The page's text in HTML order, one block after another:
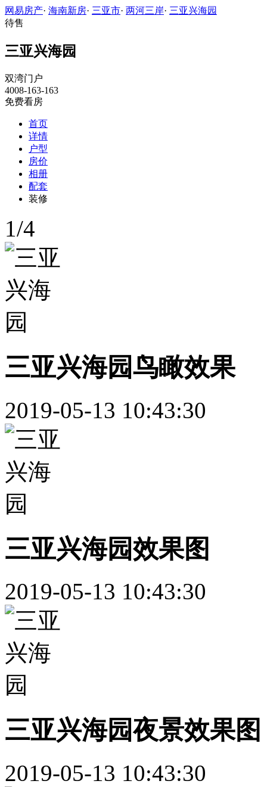
网易房产· 海南新房· 三亚市· 两河三岸· 三亚兴海园
待售
三亚兴海园
双湾门户
4008-163-163
免费看房
首页
详情
户型
房价
相册
配套
装修
1/4
三亚兴海园鸟瞰效果
2019-05-13 10:43:30
三亚兴海园效果图
2019-05-13 10:43:30
三亚兴海园夜景效果图
2019-05-13 10:43:30